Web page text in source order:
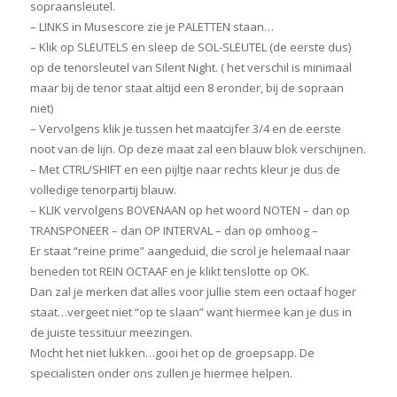
sopraansleutel.
– LINKS in Musescore zie je PALETTEN staan…
– Klik op SLEUTELS en sleep de SOL-SLEUTEL (de eerste dus)
op de tenorsleutel van Silent Night. ( het verschil is minimaal
maar bij de tenor staat altijd een 8 eronder, bij de sopraan
niet)
– Vervolgens klik je tussen het maatcijfer 3/4 en de eerste
noot van de lijn. Op deze maat zal een blauw blok verschijnen.
– Met CTRL/SHIFT en een pijltje naar rechts kleur je dus de
volledige tenorpartij blauw.
– KLIK vervolgens BOVENAAN op het woord NOTEN – dan op
TRANSPONEER – dan OP INTERVAL – dan op omhoog –
Er staat “reine prime” aangeduid, die scrol je helemaal naar
beneden tot REIN OCTAAF en je klikt tenslotte op OK.
Dan zal je merken dat alles voor jullie stem een octaaf hoger
staat…vergeet niet “op te slaan” want hiermee kan je dus in
de juiste tessituur meezingen.
Mocht het niet lukken…gooi het op de groepsapp. De
specialisten onder ons zullen je hiermee helpen.